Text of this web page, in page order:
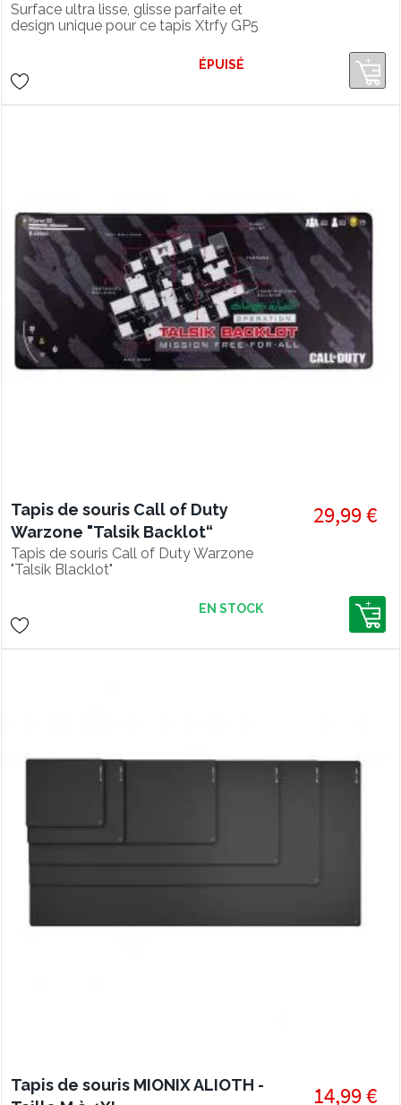
Surface ultra lisse, glisse parfaite et
design unique pour ce tapis Xtrfy GP5
ÉPUISÉ
Tapis de souris Call of Duty
Warzone "Talsik Backlot“
Tapis de souris Call of Duty Warzone
"Talsik Blacklot"
29,99 €
EN STOCK
Tapis de souris MIONIX ALIOTH -
14,99 €